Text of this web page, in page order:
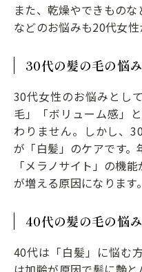
また、乾燥やできものな
などのお悩みも20代女性
30代の髪の毛の悩み
30代女性のお悩みとし
毛」「ボリューム感」
わりません。しかし、
が「白髪」のケアです
「メラノサイト」の機
が増える原因になります。
40代の髪の毛の悩み
40代は「白髪」に悩む